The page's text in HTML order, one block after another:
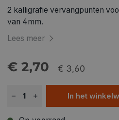
2 kalligrafie vervangpunten
van 4mm.
Lees meer
€ 2,70 € 3,60
In het